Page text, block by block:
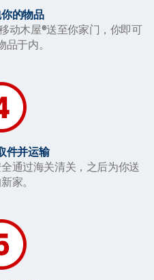
的物品
动木屋®送至你家门，你即可
于内。
件并运输
通过海关清关，之后为你送
家。